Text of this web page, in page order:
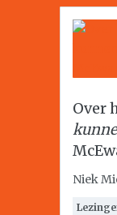
Over
Niek